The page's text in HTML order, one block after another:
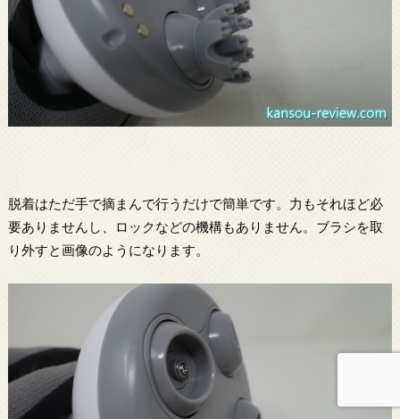
脱着はただ手で摘まんで行うだけで簡単です。力もそれほど必
要ありませんし、ロックなどの機構もありません。ブラシを取
り外すと画像のようになります。